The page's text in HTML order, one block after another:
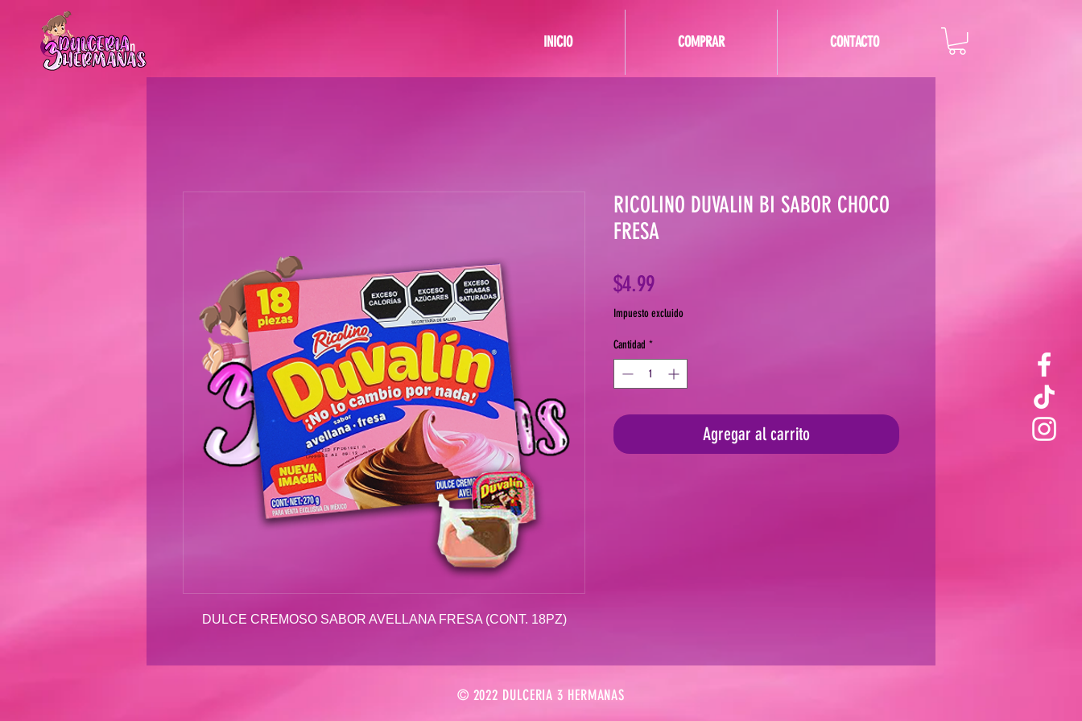
INICIO COMPRAR CONTACTO
Iniciar sesión
DULCE CREMOSO SABOR AVELLANA FRESA (CONT. 18PZ)
RICOLINO DUVALIN BI SABOR CHOCO
FRESA
$4.99Precio
Impuesto excluido
Cantidad *
Agregar al carrito
© 2022 DULCERIA 3 HERMANAS